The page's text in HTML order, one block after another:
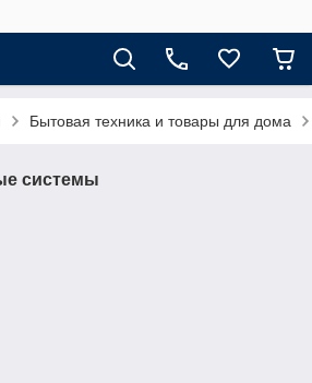
Бытовая техника и товары для дома
системы